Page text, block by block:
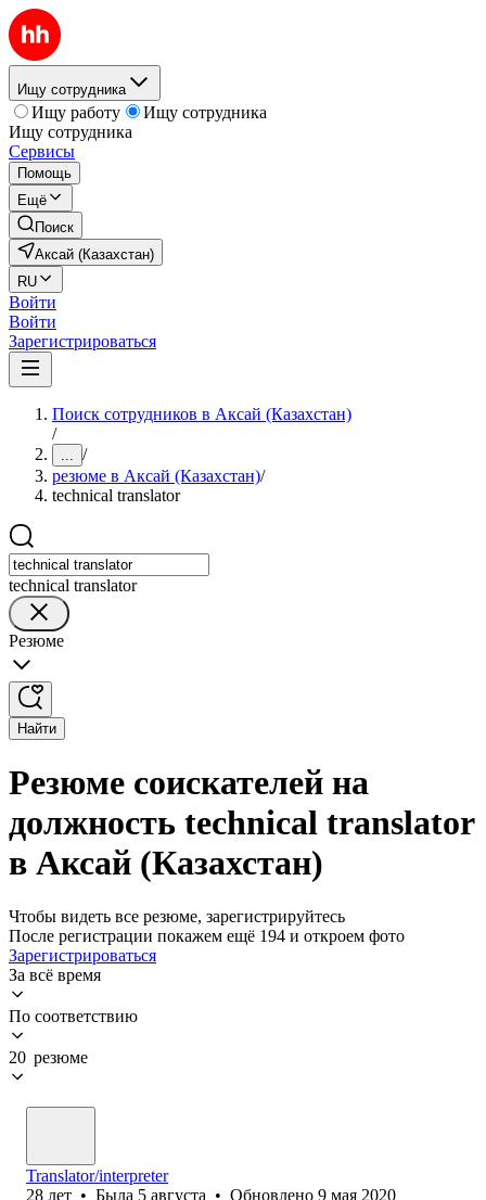
Ищу сотрудника
Ищу работу
Ищу сотрудника
Ищу сотрудника
Сервисы
Помощь
Ещё
Поиск
Аксай (Казахстан)
RU
Войти
Войти
Зарегистрироваться
Поиск сотрудников в Аксай (Казахстан)
/
... /
резюме в Аксай (Казахстан)/
technical translator
technical translator
Резюме
Найти
Резюме соискателей на
должность technical translator
в Аксай (Казахстан)
Чтобы видеть все резюме, зарегистрируйтесь
После регистрации покажем ещё 194 и откроем фото
Зарегистрироваться
За всё время
По соответствию
20 резюме
Translator/interpreter
28 лет • Была 5 августа • Обновлено 9 мая 2020